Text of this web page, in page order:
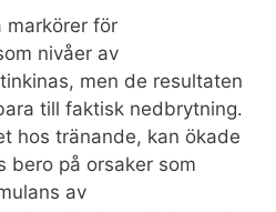
markörer för
nivåer av
men de resultaten
till faktisk nedbrytning.
hos tränande, kan ökade
bero på orsaker som
av